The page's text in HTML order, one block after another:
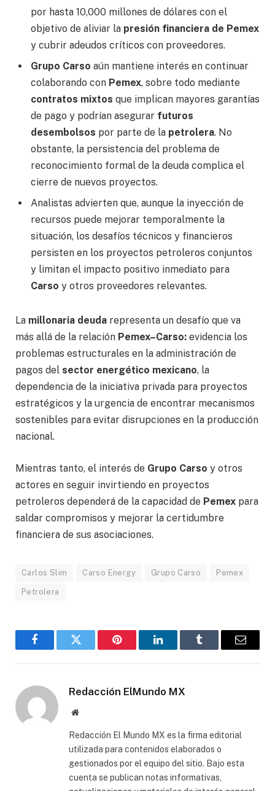
por hasta 10,000 millones de dólares con el
objetivo de aliviar la presión financiera de Pemex
y cubrir adeudos críticos con proveedores.
Grupo Carso aún mantiene interés en continuar
colaborando con Pemex, sobre todo mediante
contratos mixtos que implican mayores garantías
de pago y podrían asegurar futuros
desembolsos por parte de la petrolera. No
obstante, la persistencia del problema de
reconocimiento formal de la deuda complica el
cierre de nuevos proyectos.
Analistas advierten que, aunque la inyección de
recursos puede mejorar temporalmente la
situación, los desafíos técnicos y financieros
persisten en los proyectos petroleros conjuntos
y limitan el impacto positivo inmediato para
Carso y otros proveedores relevantes.
La millonaria deuda representa un desafío que va
más allá de la relación Pemex–Carso: evidencia los
problemas estructurales en la administración de
pagos del sector energético mexicano, la
dependencia de la iniciativa privada para proyectos
estratégicos y la urgencia de encontrar mecanismos
sostenibles para evitar disrupciones en la producción
nacional.
Mientras tanto, el interés de Grupo Carso y otros
actores en seguir invirtiendo en proyectos
petroleros dependerá de la capacidad de Pemex para
saldar compromisos y mejorar la certidumbre
financiera de sus asociaciones.
Carlos Slim Carso Energy Grupo Carso Pemex
Petrolera
FacebookGorjeo Pinterest LinkedInTumblr
Correo
Redacción ElMundo MX
Sitio
Redacción El Mundo MX es la firma editorial
utilizada para contenidos elaborados o
gestionados por el equipo del sitio. Bajo esta
cuenta se publican notas informativas,